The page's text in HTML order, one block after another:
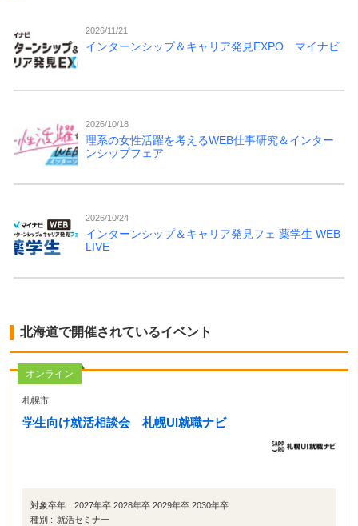
2026/11/21
インターンシップ＆キャリア発見EXPO マイナビ
2026/10/18
理系の女性活躍を考えるWEB仕事研究＆インター
ンシップフェア
2026/10/24
インターンシップ＆キャリア発見フェ 薬学生 WEB
LIVE
北海道で開催されているイベント
オンライン
札幌市
学生向け就活相談会 札幌UI就職ナビ
対象卒年 : 2027年卒 2028年卒 2029年卒 2030年卒
種別 : 就活セミナー